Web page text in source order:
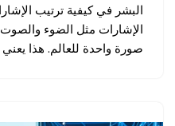
البشر في كيفية ترتيب
الإشارات مثل الضوء والصوت
صورة واحدة للعالم. هذا